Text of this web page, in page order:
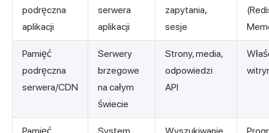
podręczna
aplikacji
serwera
aplikacji
zapytania,
sesje
Pamięć
podręczna
serwera/CDN
Serwery
brzegowe
na całym
świecie
Strony, media,
odpowiedzi
API